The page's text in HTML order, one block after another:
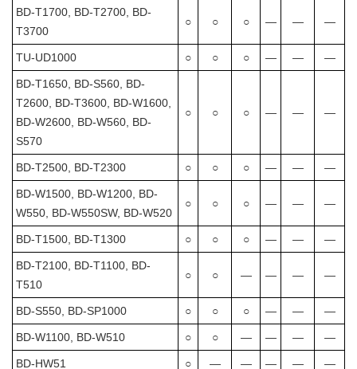
BD-T1700, BD-T2700, BD-
T3700
○ ○ ○ ― ― ―
TU-UD1000 ○ ○ ○ ― ― ―
BD-T1650, BD-S560, BD-
T2600, BD-T3600, BD-W1600,
BD-W2600, BD-W560, BD-
S570
○ ○ ○ ― ― ―
BD-T2500, BD-T2300 ○ ○ ○ ― ― ―
BD-W1500, BD-W1200, BD-
W550, BD-W550SW, BD-W520
○ ○ ○ ― ― ―
BD-T1500, BD-T1300 ○ ○ ○ ― ― ―
BD-T2100, BD-T1100, BD-
T510
○ ○ ― ― ― ―
BD-S550, BD-SP1000 ○ ○ ○ ― ― ―
BD-W1100, BD-W510 ○ ○ ― ― ― ―
BD-HW51 ○ ― ― ― ― ―